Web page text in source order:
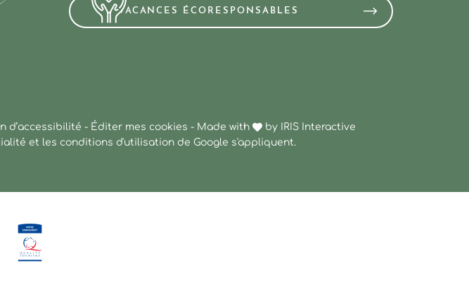
VACANCES ÉCORESPONSABLES
d’accessibilité - Éditer mes cookies - Made with by
IRIS Interactive
et les conditions d'utilisationde Google s'appliquent.